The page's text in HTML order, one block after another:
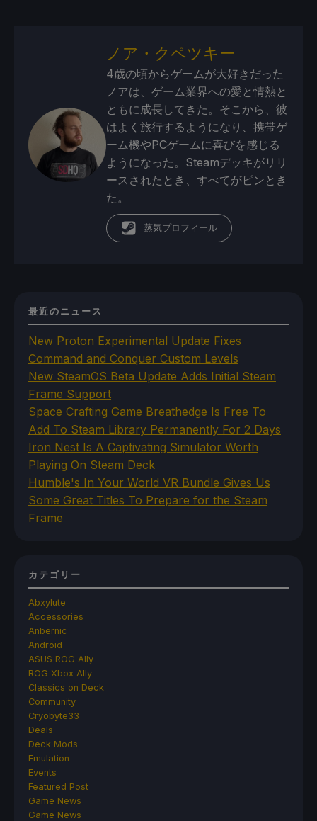
ノア・クペツキー
4歳の頃からゲームが大好きだった
ノアは、ゲーム業界への愛と情熱と
ともに成長してきた。そこから、彼
はよく旅行するようになり、携帯ゲ
ーム機やPCゲームに喜びを感じる
ようになった。Steamデッキがリリ
ースされたとき、すべてがピンとき
た。
蒸気プロフィール
最近のニュース
New Proton Experimental Update Fixes
Command and Conquer Custom Levels
New SteamOS Beta Update Adds Initial Steam
Frame Support
Space Crafting Game Breathedge Is Free To
Add To Steam Library Permanently For 2 Days
Iron Nest Is A Captivating Simulator Worth
Playing On Steam Deck
Humble's In Your World VR Bundle Gives Us
Some Great Titles To Prepare for the Steam
Frame
カテゴリー
Abxylute
Accessories
Anbernic
Android
ASUS ROG Ally
ROG Xbox Ally
Classics on Deck
Community
Cryobyte33
Deals
Deck Mods
Emulation
Events
Featured Post
Game News
Game News